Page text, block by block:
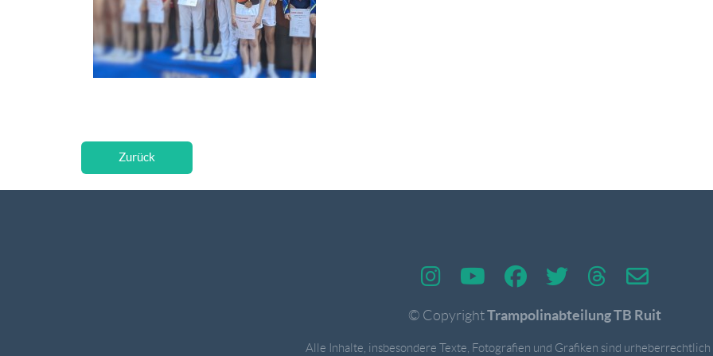
Zurück
© CopyrightTrampolinabteilung TB Ruit
Alle Inhalte, insbesondere Texte, Fotografien und Grafiken sind urheberrechtlich